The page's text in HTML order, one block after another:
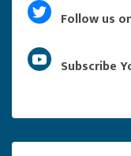
Follow us
Subscribe